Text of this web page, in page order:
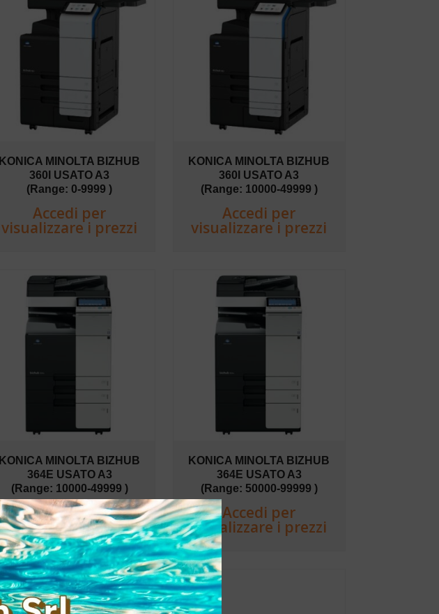
KONICA MINOLTA BIZHUB
360I USATO A3
(Range: 0-9999 )
Accedi per
visualizzare i prezzi
KONICA MINOLTA BIZHUB
360I USATO A3
(Range: 10000-49999 )
Accedi per
visualizzare i prezzi
KONICA MINOLTA BIZHUB
364E USATO A3
(Range: 10000-49999 )
Accedi per
visualizzare i prezzi
KONICA MINOLTA BIZHUB
364E USATO A3
(Range: 50000-99999 )
Accedi per
visualizzare i prezzi